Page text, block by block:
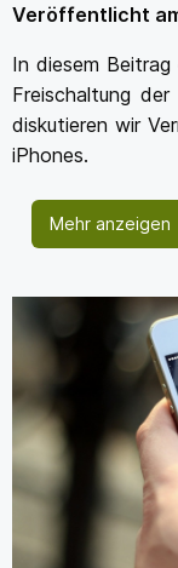
Veröffentlicht
In diesem
Freischaltung
diskutieren wir
iPhones.
Mehr anzeigen